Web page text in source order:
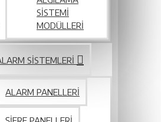
SISTEMI
MODÜLLERI
SISTEMLERI
ALARM PANELLERI